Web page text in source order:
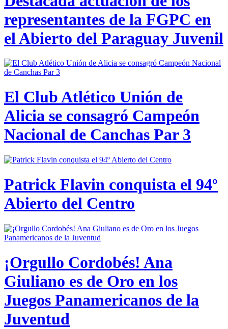
representantes de la FGPC en
el Abierto del Paraguay Juvenil
El Club Atlético Unión de
Alicia se consagró Campeón
Nacional de Canchas Par 3
Patrick Flavin conquista el 94º
Abierto del Centro
¡Orgullo Cordobés! Ana
Giuliano es de Oro en los
Juegos Panamericanos de la
Juventud